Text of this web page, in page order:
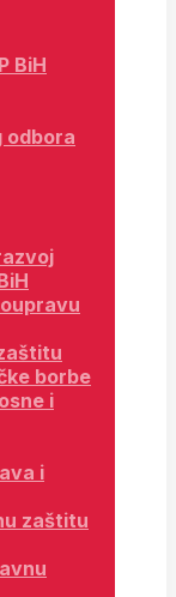
BiH
odbora
borbe
i
i
zaštitu